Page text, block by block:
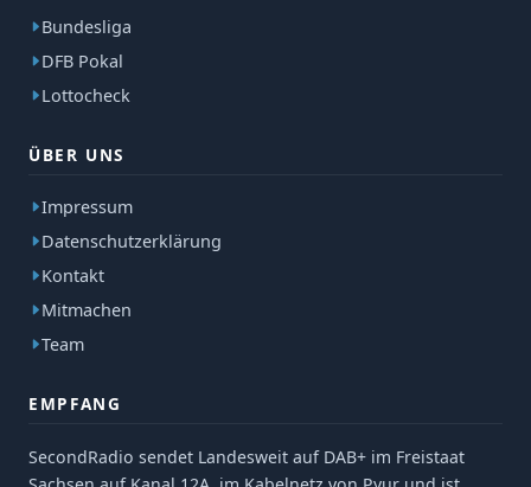
Bundesliga
DFB Pokal
Lottocheck
ÜBER UNS
Impressum
Datenschutzerklärung
Kontakt
Mitmachen
Team
EMPFANG
SecondRadio sendet Landesweit auf DAB+ im Freistaat